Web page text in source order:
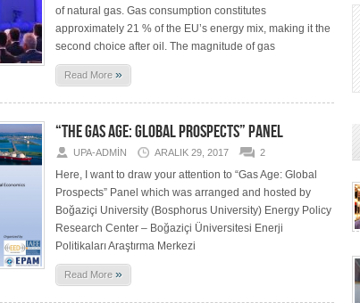
of natural gas. Gas consumption constitutes
approximately 21 % of the EU’s energy mix, making it the
second choice after oil. The magnitude of gas
Read More »
“THE GAS AGE: GLOBAL PROSPECTS” PANEL
UPA-ADMIN ARALIK 29, 2017 2
Here, I want to draw your attention to “Gas Age: Global
Prospects” Panel which was arranged and hosted by
Boğaziçi University (Bosphorus University) Energy Policy
Research Center – Boğaziçi Üniversitesi Enerji
Politikaları Araştırma Merkezi
Read More »